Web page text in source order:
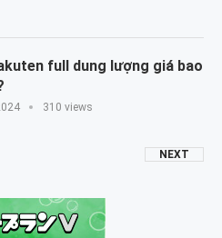
full dung lượng giá bao
310 views
NEXT